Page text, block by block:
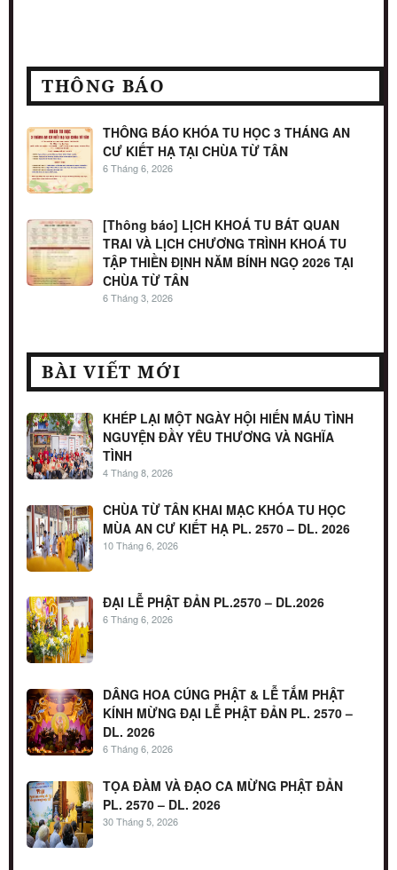
THÔNG BÁO
THÔNG BÁO KHÓA TU HỌC 3 THÁNG AN
CƯ KIẾT HẠ TẠI CHÙA TỪ TÂN
6 Tháng 6, 2026
[Thông báo] LỊCH KHOÁ TU BÁT QUAN
TRAI VÀ LỊCH CHƯƠNG TRÌNH KHOÁ TU
TẬP THIỀN ĐỊNH NĂM BÍNH NGỌ 2026 TẠI
CHÙA TỪ TÂN
6 Tháng 3, 2026
BÀI VIẾT MỚI
KHÉP LẠI MỘT NGÀY HỘI HIẾN MÁU TÌNH
NGUYỆN ĐẦY YÊU THƯƠNG VÀ NGHĨA
TÌNH
4 Tháng 8, 2026
CHÙA TỪ TÂN KHAI MẠC KHÓA TU HỌC
MÙA AN CƯ KIẾT HẠ PL. 2570 – DL. 2026
10 Tháng 6, 2026
ĐẠI LỄ PHẬT ĐẢN PL.2570 – DL.2026
6 Tháng 6, 2026
DÂNG HOA CÚNG PHẬT & LỄ TẮM PHẬT
KÍNH MỪNG ĐẠI LỄ PHẬT ĐẢN PL. 2570 –
DL. 2026
6 Tháng 6, 2026
TỌA ĐÀM VÀ ĐẠO CA MỪNG PHẬT ĐẢN
PL. 2570 – DL. 2026
30 Tháng 5, 2026